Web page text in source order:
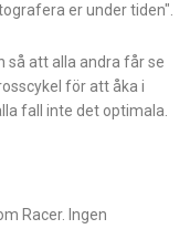
er under tiden".
så att alla andra får se
för att åka i
fall inte det optimala.
Racer. Ingen